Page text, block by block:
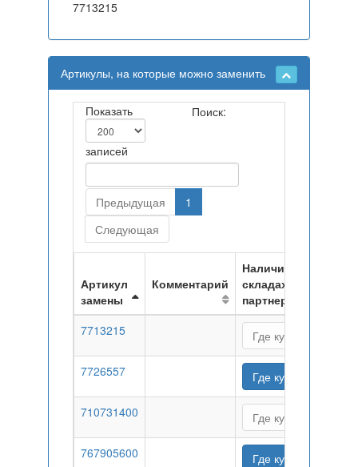
7713215
Артикулы, на которые можно заменить
Показать
записей
Поиск:
Предыдущая
1
Следующая
Артикул
замены
Комментарий
Наличие на
складах
партнеров
7713215
Где купить
7726557 Где купить
710731400 Где купить
767905600 Где купить